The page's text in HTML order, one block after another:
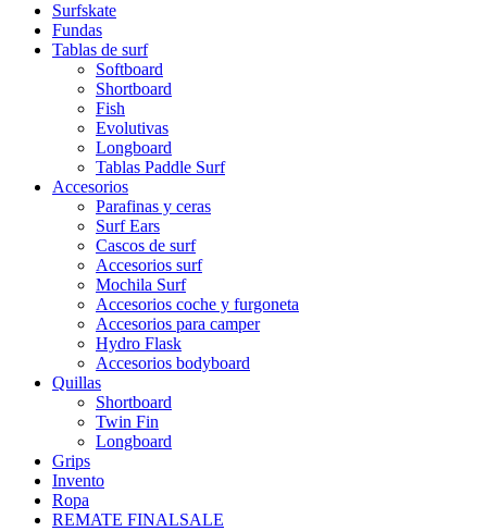
Surfskate
Fundas
Tablas de surf
Softboard
Shortboard
Fish
Evolutivas
Longboard
Tablas Paddle Surf
Accesorios
Parafinas y ceras
Surf Ears
Cascos de surf
Accesorios surf
Mochila Surf
Accesorios coche y furgoneta
Accesorios para camper
Hydro Flask
Accesorios bodyboard
Quillas
Shortboard
Twin Fin
Longboard
Grips
Invento
Ropa
REMATE FINALSALE